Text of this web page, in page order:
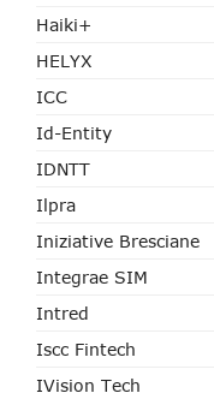
Haiki+
HELYX
ICC
Id-Entity
IDNTT
Ilpra
Iniziative Bresciane
Integrae SIM
Intred
Iscc Fintech
IVision Tech